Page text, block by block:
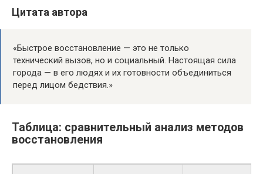
Цитата автора
«Быстрое восстановление — это не только
технический вызов, но и социальный. Настоящая сила
города — в его людях и их готовности объединиться
перед лицом бедствия.»
Таблица: сравнительный анализ методов
восстановления